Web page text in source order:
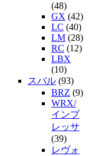
(48)
GX (42)
LC (40)
LM (28)
RC (12)
LBX
(10)
スバル (93)
BRZ (9)
WRX/
インプ
レッサ
(39)
レヴォ